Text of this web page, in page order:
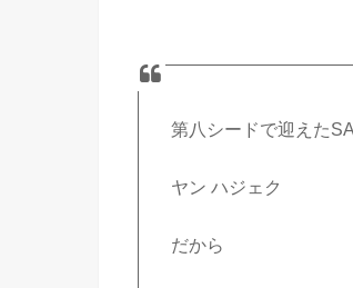
第八シードで迎えた
ヤン ハジェク
だから